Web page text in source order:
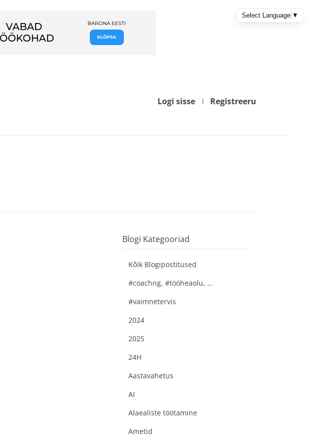
Logi sisse Registreeru
Blogi Kategooriad
Kõik Blogipostitused
#coachng, #tööheaolu, #kaireparve
#vaimnetervis
2024
2025
24H
Aastavahetus
AI
Alaealiste töötamine
Ametid